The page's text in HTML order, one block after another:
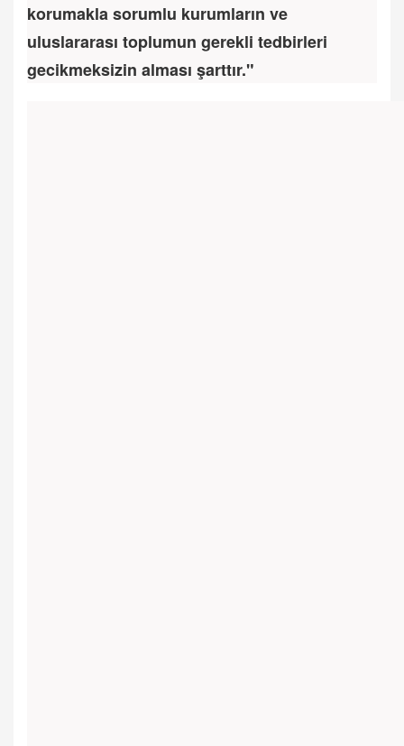
korumakla sorumlu kurumların ve
uluslararası toplumun gerekli tedbirleri
gecikmeksizin alması şarttır."